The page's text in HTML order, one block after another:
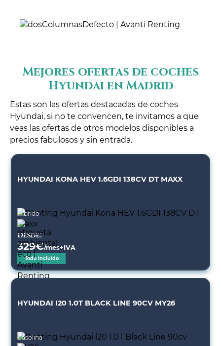
Mejores ofertas de coches
Hyundai en Madrid
Estas son las ofertas destacadas de coches
Hyundai, si no te convencen, te invitamos a que
veas las ofertas de otros modelos disponibles a
precios fabulosos y sin entrada.
HYUNDAI KONA HEV 1.6GDI 138CV DT MAXX
Híbrido
Desde:
329€/mes+IVA
Todo incluido
HYUNDAI I20 1.0T BLACK LINE 90CV MY26
Gasolina